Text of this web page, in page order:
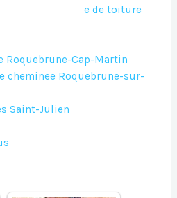
e de toiture
Roquebrune-Cap-Martin
cheminee Roquebrune-sur-
Saint-Julien